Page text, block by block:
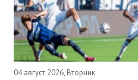
04 август 2026, Вторник